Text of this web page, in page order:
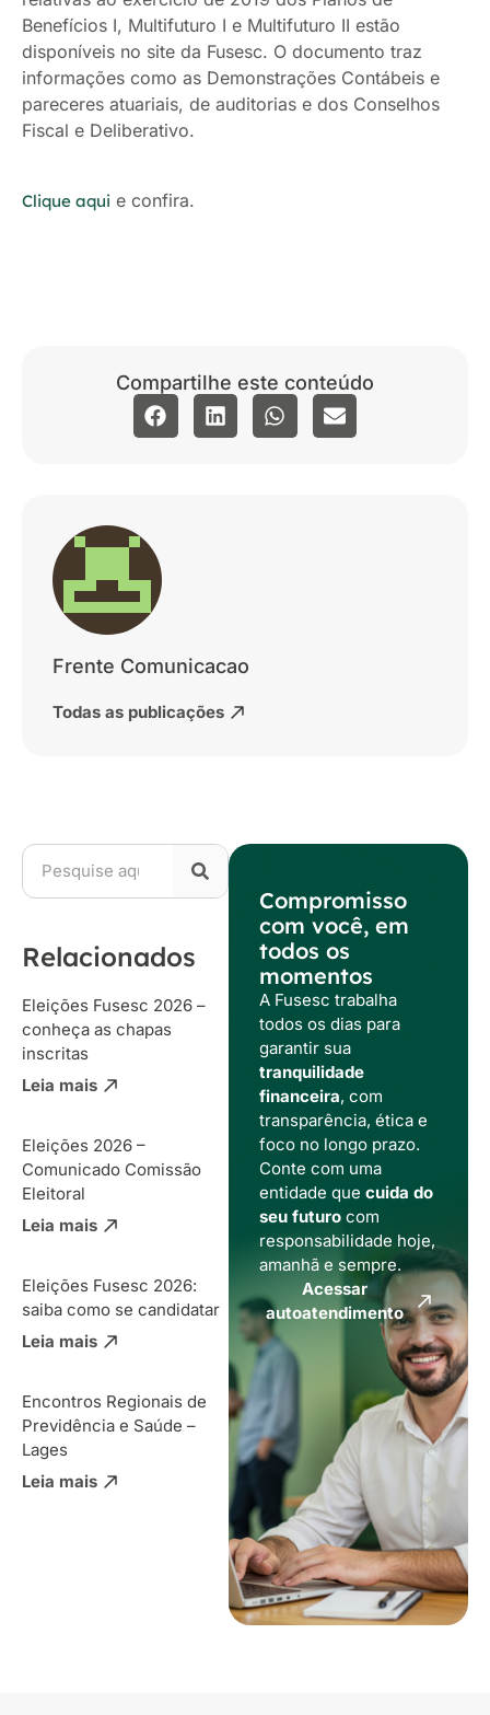
Benefícios I, Multifuturo I e Multifuturo II estão
disponíveis no site da Fusesc. O documento traz
informações como as Demonstrações Contábeis e
pareceres atuariais, de auditorias e dos Conselhos
Fiscal e Deliberativo.
Clique aqui e confira.
Compartilhe este conteúdo
Frente Comunicacao
Todas as publicações
Relacionados
Eleições Fusesc 2026 –
conheça as chapas
inscritas
Leia mais
Eleições 2026 –
Comunicado Comissão
Eleitoral
Leia mais
Eleições Fusesc 2026:
saiba como se candidatar
Leia mais
Encontros Regionais de
Previdência e Saúde –
Lages
Leia mais
Compromisso
com você, em
todos os
momentos
A Fusesc trabalha
todos os dias para
garantir sua
tranquilidade
financeira, com
transparência, ética e
foco no longo prazo.
Conte com uma
entidade que cuida do
seu futurocom
responsabilidade hoje,
amanhã e sempre.
Acessar
autoatendimento